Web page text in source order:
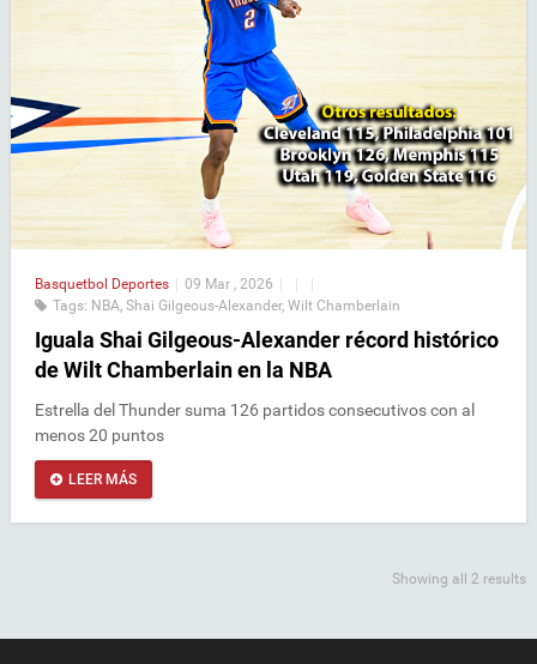
Basquetbol Deportes 09 Mar , 2026
Tags: NBA, Shai Gilgeous-Alexander, Wilt Chamberlain
Iguala Shai Gilgeous-Alexander récord histórico
de Wilt Chamberlain en la NBA
Estrella del Thunder suma 126 partidos consecutivos con al
menos 20 puntos
LEER MÁS
Showing all 2 results